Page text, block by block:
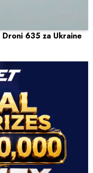
Droni 635 za Ukraine